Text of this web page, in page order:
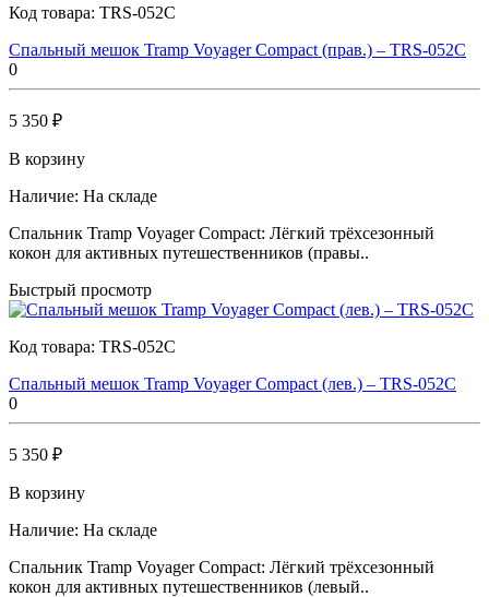
Код товара: TRS-052C
Спальный мешок Tramp Voyager Compact (прав.) – TRS-052C
0
5 350 ₽
В корзину
Наличие: На складе
Спальник Tramp Voyager Compact: Лёгкий трёхсезонный
кокон для активных путешественников (правы..
Быстрый просмотр
Код товара: TRS-052C
Спальный мешок Tramp Voyager Compact (лев.) – TRS-052C
0
5 350 ₽
В корзину
Наличие: На складе
Спальник Tramp Voyager Compact: Лёгкий трёхсезонный
кокон для активных путешественников (левый..